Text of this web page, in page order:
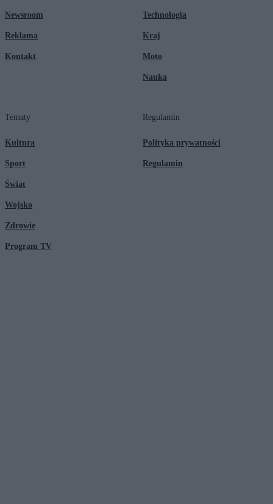
Newsroom
Reklama
Kontakt
Technologia
Kraj
Moto
Nauka
Tematy
Kultura
Sport
Świat
Wojsko
Zdrowie
Program TV
Regulamin
Polityka prywatności
Regulamin